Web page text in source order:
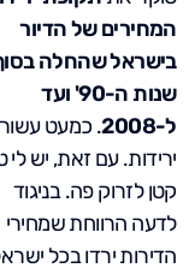
המחירים של הדיור
בישראל שהחלה
שנות ה-90' ועד
ל-2008
. כמעט
ירידות. עם זאת, יש לי
קטן לזרוק פה. בניגוד
לדעה הרווחת שמחירי
הדירות ירדו בכל